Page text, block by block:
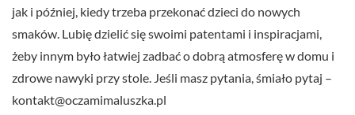
jak i później, kiedy trzeba przekonać dzieci do nowych
smaków. Lubię dzielić się swoimi patentami i inspiracjami,
żeby innym było łatwiej zadbać o dobrą atmosferę w domu i
zdrowe nawyki przy stole. Jeśli masz pytania, śmiało pytaj –
kontakt@oczamimaluszka.pl